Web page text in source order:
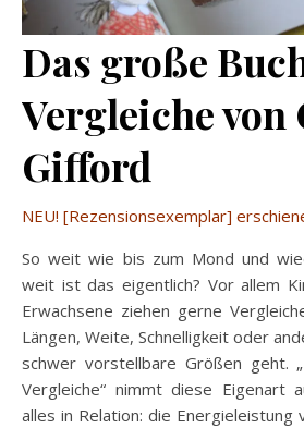
Das große
Vergleiche von
Gifford
NEU! [Rezensionsexemplar]
So weit wie bis zum Mond und
weit ist das eigentlich? Vor allem
Erwachsene ziehen gerne
Längen, Weite, Schnelligkeit oder
schwer vorstellbare Größen geht.
Vergleiche“ nimmt diese Eigenart
alles in Relation: die Energieleistung